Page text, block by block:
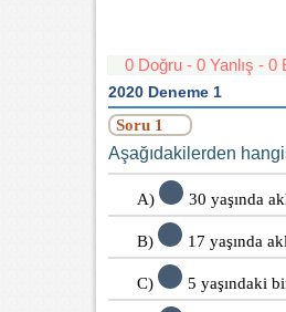
0 Doğru - 0 Yanlış - 0
2020 Deneme 1
Soru 1
Aşağıdakilerden
A) 30 yaşında
B) 17 yaşında
C) 5 yaşındaki